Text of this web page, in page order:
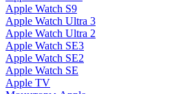
Apple Watch S9
Apple Watch Ultra 3
Apple Watch Ultra 2
Apple Watch SE3
Apple Watch SE2
Apple Watch SE
Apple TV